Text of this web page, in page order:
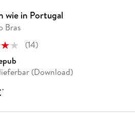
wie in Portugal
Bras
(14)
(Download)
*